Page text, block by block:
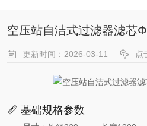
空压站自洁式过滤器滤芯
更新时间：2026-03-11 点
📏 基础规格参数